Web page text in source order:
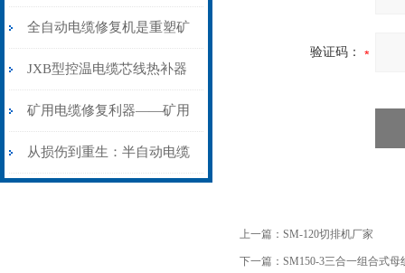
从“盲测”到“精确定点”的三
步作业法
全自动电缆修复机是重塑矿
山电力动脉的“智能外科医
生”
JXB型控温电缆芯线热补器
安装与接线：精准修复的工
艺基石
矿用电缆修复利器——矿用
电缆热补机智能控温，安全
从损伤到重生：半自动电缆
验证码：
上一篇： SM-120切排机厂家
下一篇： SM150-3三合一组合式母